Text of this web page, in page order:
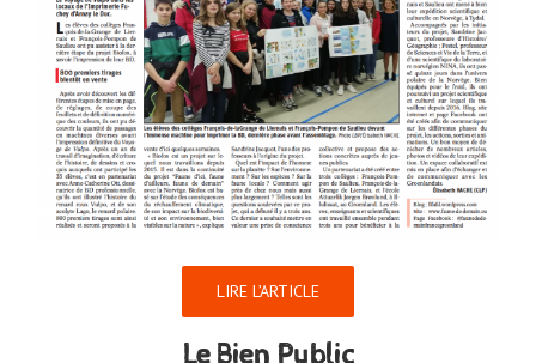
LIRE L’ARTICLE